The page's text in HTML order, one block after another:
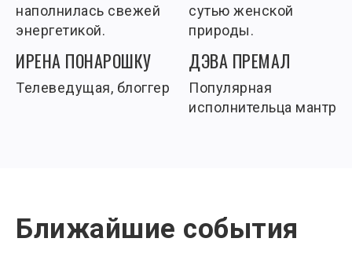
наполнилась свежей
энергетикой.
ИРЕНА ПОНАРОШКУ
Телеведущая, блоггер
сутью женской
природы.
ДЭВА ПРЕМАЛ
Популярная
исполнительца мантр
Ближайшие события